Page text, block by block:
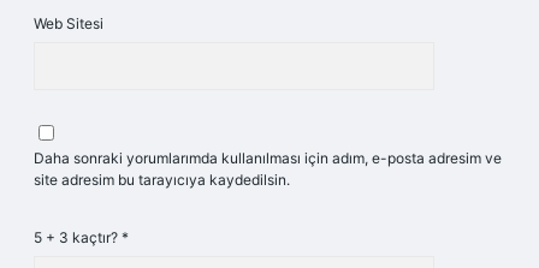
Web Sitesi
Daha sonraki yorumlarımda kullanılması için adım, e-posta adresim ve
site adresim bu tarayıcıya kaydedilsin.
5 + 3 kaçtır? *